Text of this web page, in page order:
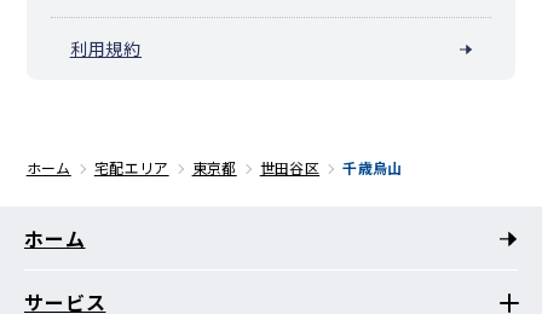
利用規約
ホーム 宅配エリア 東京都 世田谷区 千歳烏山
ホーム
サービス